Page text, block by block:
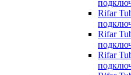
Rifar
Rifar
Rifar